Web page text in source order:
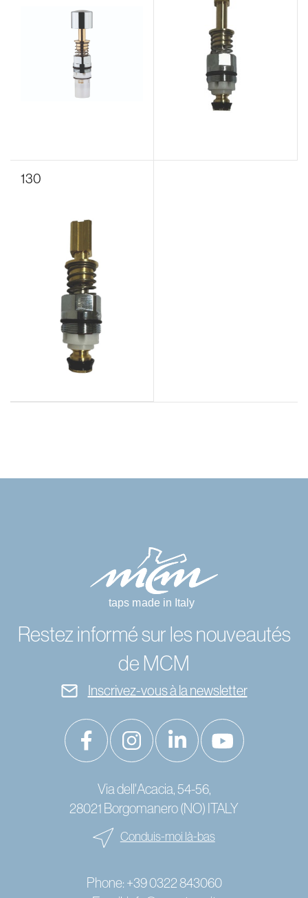
130
Restez informé sur les nouveautés
de MCM
Inscrivez-vous à la newsletter
Via dell'Acacia, 54-56,
28021 Borgomanero (NO) ITALY
Conduis-moi là-bas
Phone: +39 0322 843060